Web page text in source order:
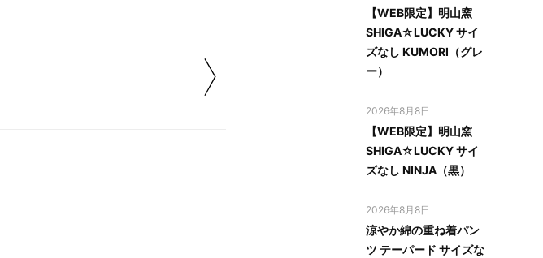
【WEB限定】明山窯
SHIGA☆LUCKY サイ
ズなし KUMORI（グレ
ー）
2026年8月8日
【WEB限定】明山窯
SHIGA☆LUCKY サイ
ズなし NINJA（黒）
2026年8月8日
涼やか綿の重ね着パン
ツ テーパード サイズな